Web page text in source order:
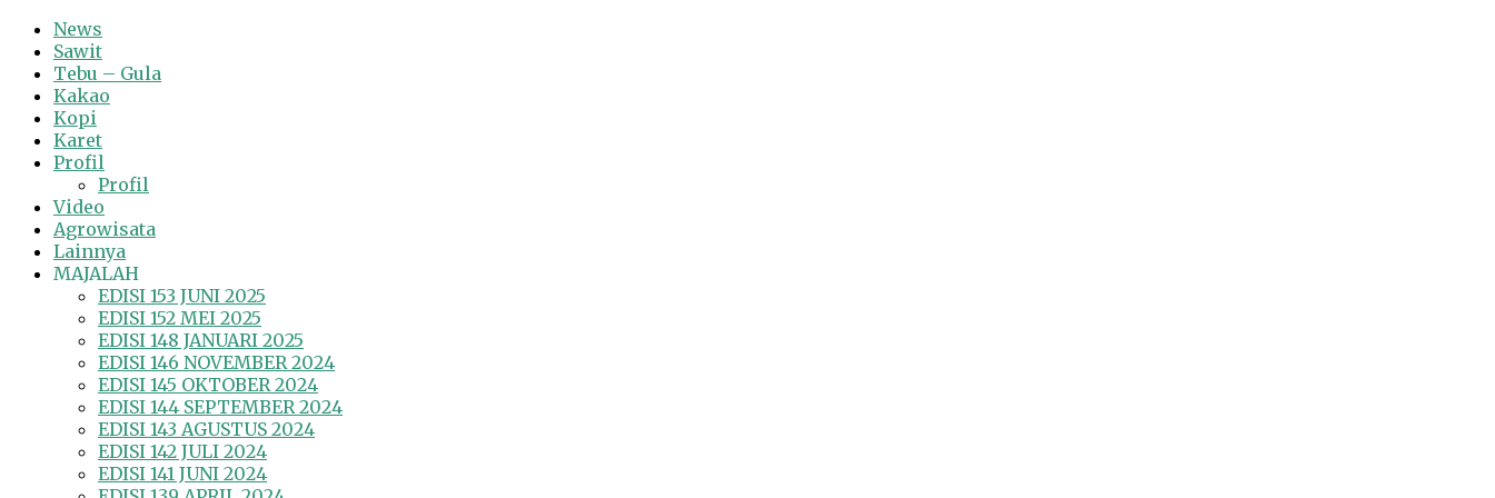
News
Sawit
Tebu – Gula
Kakao
Kopi
Karet
Profil
Profil
Video
Agrowisata
Lainnya
MAJALAH
EDISI 153 JUNI 2025
EDISI 152 MEI 2025
EDISI 148 JANUARI 2025
EDISI 146 NOVEMBER 2024
EDISI 145 OKTOBER 2024
EDISI 144 SEPTEMBER 2024
EDISI 143 AGUSTUS 2024
EDISI 142 JULI 2024
EDISI 141 JUNI 2024